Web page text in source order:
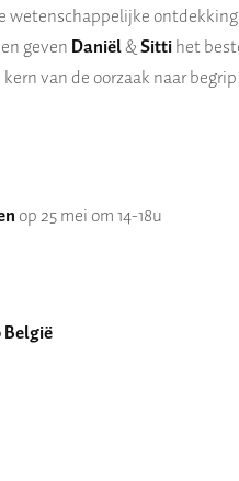
wetenschappelijke
gevenDaniël&Sittihet
van de oorzaak naar
op 25 mei om 14-18u
België